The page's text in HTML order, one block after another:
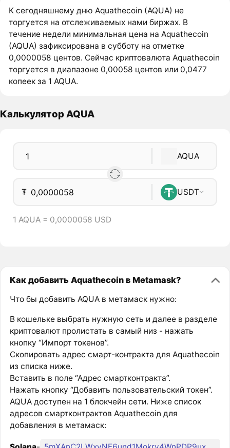
К сегодняшнему дню Aquathecoin (AQUA) не
торгуется на отслеживаемых нами биржах. В
течение недели минимальная цена на Aquathecoin
(AQUA) зафиксирована в субботу на отметке
0,0000058 центов. Сейчас криптовалюта Aquathecoin
торгуется в диапазоне 0,00058 центов или 0,0477
копеек за 1 AQUA.
Калькулятор AQUA
AQUA
₮ USDT
1 AQUA = 0,0000058 USD
Как добавить Aquathecoin в Metamask?
Что бы добавить AQUA в метамаск нужно:
В кошельке выбрать нужную сеть и далее в разделе
криптовалют пролистать в самый низ - нажать
кнопку “Импорт токенов”.
Скопировать адрес смарт-контракта для Aquathecoin
из списка ниже.
Вставить в поле “Адрес смартконтракта”.
Нажать кнопку “Добавить пользовательский токен”.
AQUA доступен на 1 блокчейн сети. Ниже список
адресов смартконтрактов Aquathecoin для
добавления в метамаск: